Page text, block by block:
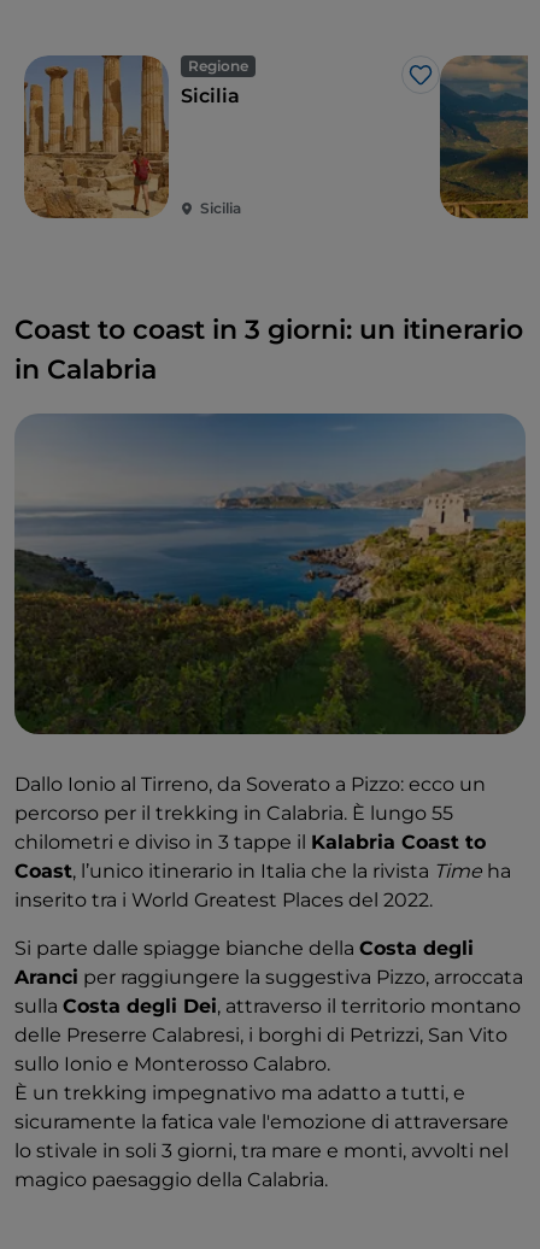
comune che custodisce una storica tradizione
pasquale: il Ballo dei diavoli. Si tratta di una festa che
coinvolge tutto il paese e che vede le strade
popolarsi di creature addobbate di abiti gialli e rossi e
maschere spaventose, che fanno sussultare i
passanti. Unrito antichissimo
della Pasqua in Sicilia,
Regione
Like
Sicilia
Sicilia
Coast to coast in 3 giorni: un itinerario
in Calabria
Dallo Ionio al Tirreno, da Soverato a Pizzo: ecco un
percorso per il trekking in Calabria. È lungo 55
chilometri e diviso in 3 tappe il Kalabria Coast to
Coast, l’unico itinerario in Italia che la rivista Time ha
inserito tra i World Greatest Places del 2022.
Si parte dalle spiagge bianche della Costa degli
Aranci per raggiungere la suggestiva Pizzo, arroccata
sulla Costa degli Dei, attraverso il territorio montano
delle Preserre Calabresi, i borghi di Petrizzi, San Vito
sullo Ionio e Monterosso Calabro.
È un trekking impegnativo ma adatto a tutti, e
sicuramente la fatica vale l'emozione di attraversare
lo stivale in soli 3 giorni, tra mare e monti, avvolti nel
magico paesaggio della Calabria.